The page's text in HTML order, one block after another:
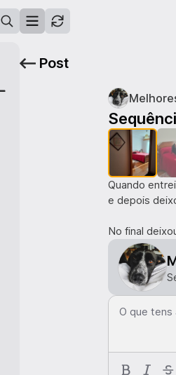
Post
1 5
Quando
e depois
No final
O que tens